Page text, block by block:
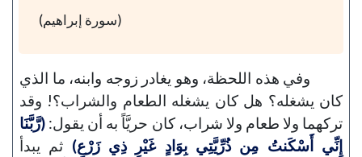
(سورة إبراهيم)
وفي هذه اللحظة، وهو يغادر زوجه وابنه، ما الذي
كان يشغله؟ هل كان يشغله الطعام والشراب؟! وقد
تركهما ولا طعام ولا شراب، كان حريَّاً به أن يقول: (رَّبَّنَا
إِنِّي أَسْكَنتُ مِن ذُرِّيَّتِي بِوَادٍ غَيْرِ ذِي زَرْعٍ) ثم يبدأ